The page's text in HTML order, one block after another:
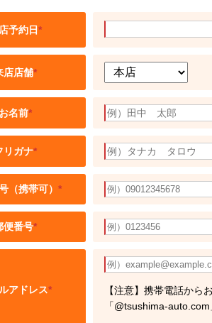
予約日*
店店舗*
お名前*
リガナ*
（携帯可） *
便番号*
アドレス*
【注意】携帯電話から
「@tsushima-